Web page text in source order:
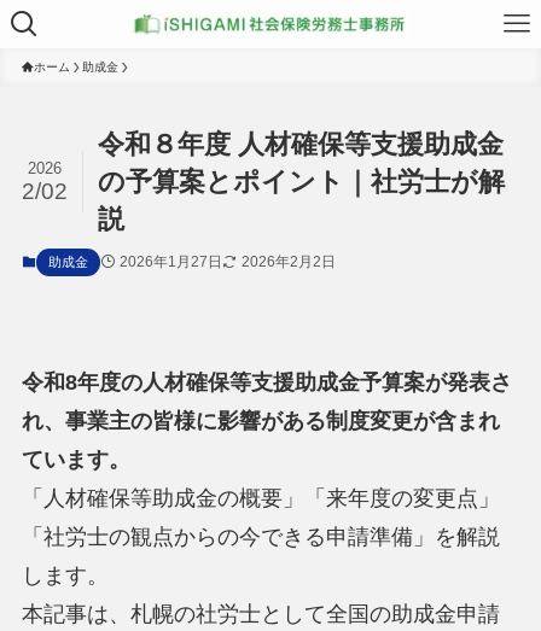
ホーム 助成金
令和８年度 人材確保等支援助成金
の予算案とポイント｜社労士が解
説
2026
2/02
助成金 2026年1月27日 2026年2月2日
令和8年度の人材確保等支援助成金予算案が発表さ
れ、事業主の皆様に影響がある制度変更が含まれ
ています。
「人材確保等助成金の概要」「来年度の変更点」
「社労士の観点からの今できる申請準備」を解説
します。
本記事は、札幌の社労士として全国の助成金申請